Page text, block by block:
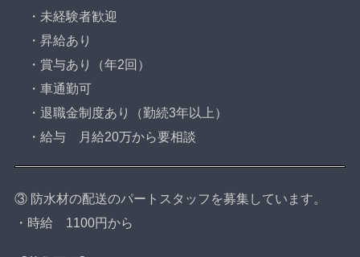
・未経験者歓迎
・昇給あり
・賞与あり（年2回）
・車通勤可
・退職金制度あり（勤続3年以上）
・給与 月給20万から要相談
③ 防水材の配送のパートスタッフを募集しています。
・時給 1100円から